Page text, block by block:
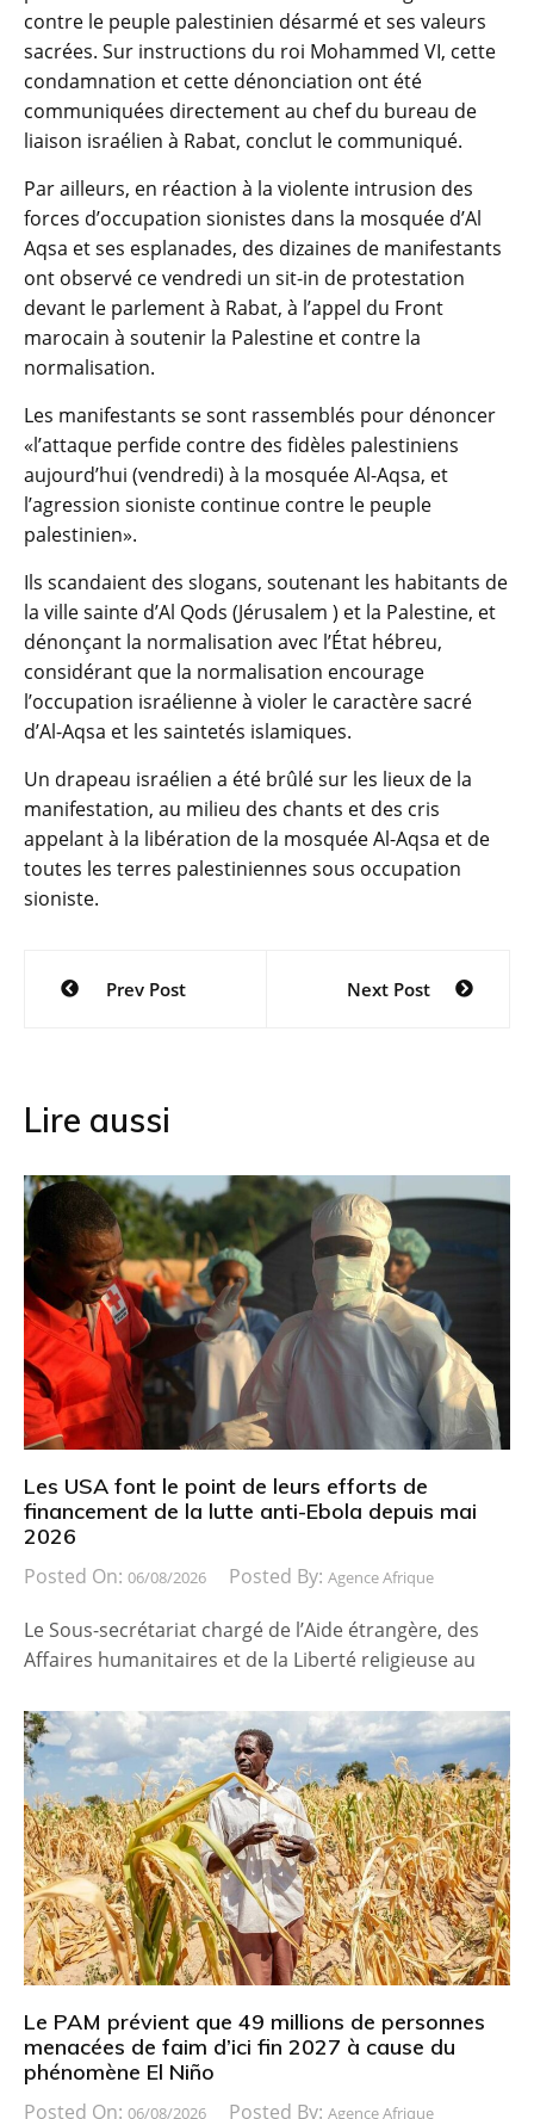
contre le peuple palestinien désarmé et ses valeurs
sacrées. Sur instructions du roi Mohammed VI, cette
condamnation et cette dénonciation ont été
communiquées directement au chef du bureau de
liaison israélien à Rabat, conclut le communiqué.
Par ailleurs, en réaction à la violente intrusion des
forces d’occupation sionistes dans la mosquée d’Al
Aqsa et ses esplanades, des dizaines de manifestants
ont observé ce vendredi un sit-in de protestation
devant le parlement à Rabat, à l’appel du Front
marocain à soutenir la Palestine et contre la
normalisation.
Les manifestants se sont rassemblés pour dénoncer
«l’attaque perfide contre des fidèles palestiniens
aujourd’hui (vendredi) à la mosquée Al-Aqsa, et
l’agression sioniste continue contre le peuple
palestinien».
Ils scandaient des slogans, soutenant les habitants de
la ville sainte d’Al Qods (Jérusalem ) et la Palestine, et
dénonçant la normalisation avec l’État hébreu,
considérant que la normalisation encourage
l’occupation israélienne à violer le caractère sacré
d’Al-Aqsa et les saintetés islamiques.
Un drapeau israélien a été brûlé sur les lieux de la
manifestation, au milieu des chants et des cris
appelant à la libération de la mosquée Al-Aqsa et de
toutes les terres palestiniennes sous occupation
sioniste.
Navigation
Prev Post Next Post
Lire aussi
Les USA font le point de leurs efforts de
financement de la lutte anti-Ebola depuis mai
2026
Posted On: 06/08/2026 Posted By: Agence Afrique
Le Sous-secrétariat chargé de l’Aide étrangère, des
Affaires humanitaires et de la Liberté religieuse au
Le PAM prévient que 49 millions de personnes
menacées de faim d’ici fin 2027 à cause du
phénomène El Niño
Posted On: 06/08/2026 Posted By: Agence Afrique